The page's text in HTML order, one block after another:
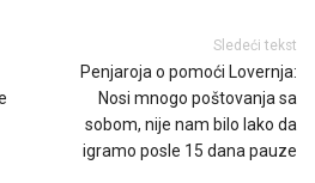
Sledeći tekst
Penjaroja o pomoći Lovernja:
Nosi mnogo poštovanja sa
sobom, nije nam bilo lako da
igramo posle 15 dana pauze